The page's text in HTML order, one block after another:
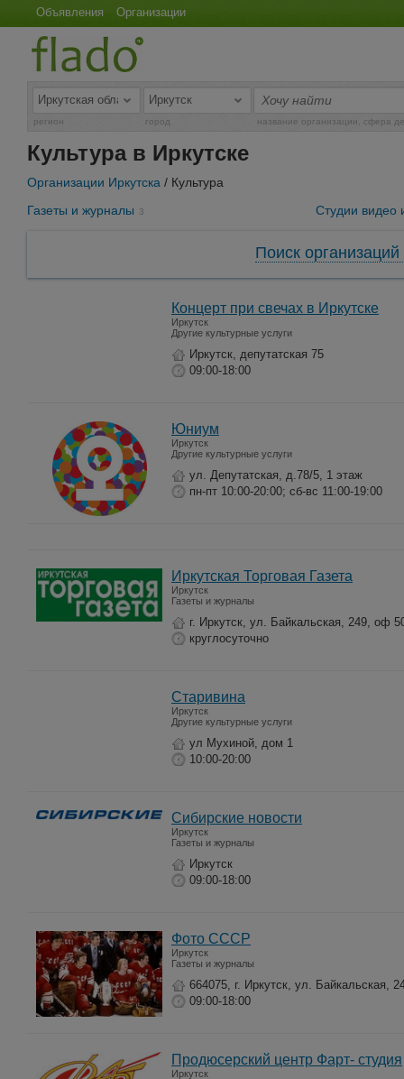
Объявления Организации
регион город название организации, сфера
Культура в Иркутске
Организации Иркутска / Культура
Газеты и журналы
3 Студии видео
Поиск организаций
Концерт при свечах в Иркутске
Иркутск
Другие культурные услуги
Иркутск, депутатская 75
09:00-18:00
Юниум
Иркутск
Другие культурные услуги
ул. Депутатская, д.78/5, 1 этаж
пн-пт 10:00-20:00; сб-вс 11:00-19:00
Иркутская Торговая Газета
Иркутск
Газеты и журналы
г. Иркутск, ул. Байкальская, 249, оф
круглосуточно
Старивина
Иркутск
Другие культурные услуги
ул Мухиной, дом 1
10:00-20:00
Сибирские новости
Иркутск
Газеты и журналы
Иркутск
09:00-18:00
Фото СССР
Иркутск
Газеты и журналы
664075, г. Иркутск, ул. Байкальская,
09:00-18:00
Продюсерский центр Фарт- студия
Иркутск